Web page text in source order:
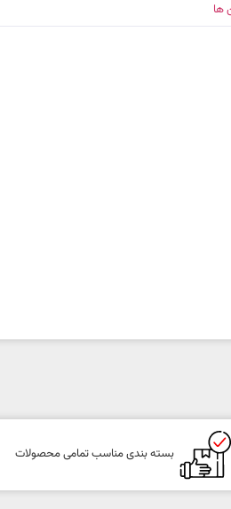
ها
بسته بندی مناسب تمامی محصولات